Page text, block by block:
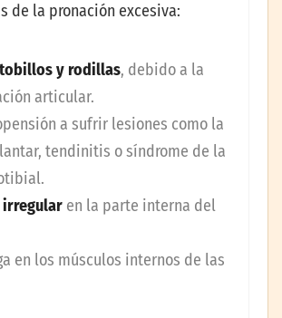
de la pronación excesiva:
y rodillas, debido a la
articular.
a sufrir lesiones como la
tendinitis o síndrome de la
irregular en la parte interna del
en los músculos internos de las